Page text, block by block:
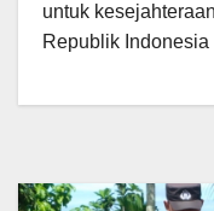
untuk
Republik